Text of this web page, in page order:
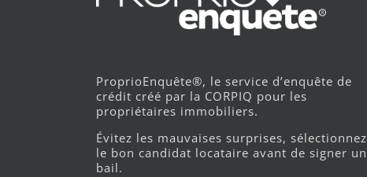
ProprioEnquête®, le service d’enquête de
crédit créé par la CORPIQ pour les
propriétaires immobiliers.
Évitez les mauvaises surprises, sélectionnez
le bon candidat locataire avant de signer un
bail.